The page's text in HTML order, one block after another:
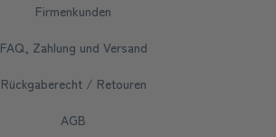
Firmenkunden
FAQ, Zahlung und Versand
Rückgaberecht / Retouren
AGB